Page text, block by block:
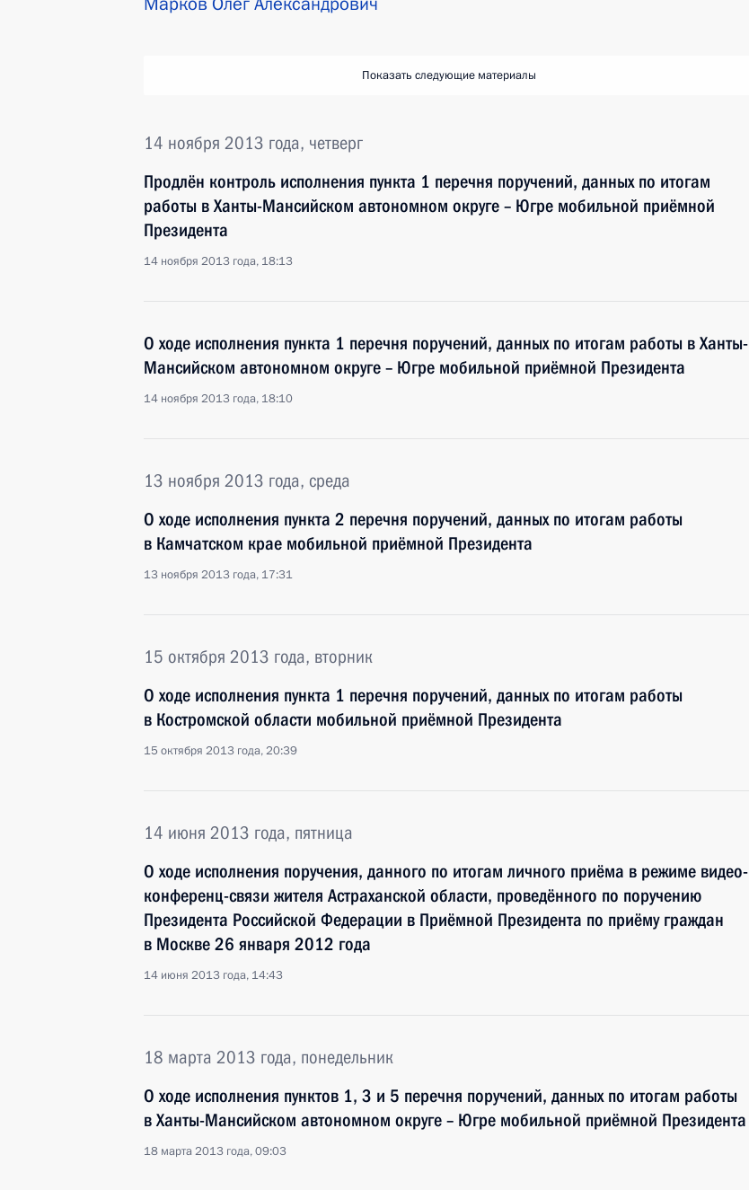
Показать следующие материалы
14 ноября 2013 года, четверг
Продлён контроль исполнения пункта 1 перечня поручений, данных по итогам
работы в Ханты-Мансийском автономном округе – Югре мобильной приёмной
Президента
14 ноября 2013 года, 18:13
О ходе исполнения пункта 1 перечня поручений, данных по итогам работы в Ханты-
Мансийском автономном округе – Югре мобильной приёмной Президента
14 ноября 2013 года, 18:10
13 ноября 2013 года, среда
О ходе исполнения пункта 2 перечня поручений, данных по итогам работы
в Камчатском крае мобильной приёмной Президента
13 ноября 2013 года, 17:31
15 октября 2013 года, вторник
О ходе исполнения пункта 1 перечня поручений, данных по итогам работы
в Костромской области мобильной приёмной Президента
15 октября 2013 года, 20:39
14 июня 2013 года, пятница
О ходе исполнения поручения, данного по итогам личного приёма в режиме видео-
конференц-связи жителя Астраханской области, проведённого по поручению
Президента Российской Федерации в Приёмной Президента по приёму граждан
в Москве 26 января 2012 года
14 июня 2013 года, 14:43
18 марта 2013 года, понедельник
О ходе исполнения пунктов 1, 3 и 5 перечня поручений, данных по итогам работы
в Ханты-Мансийском автономном округе – Югре мобильной приёмной Президента
18 марта 2013 года, 09:03